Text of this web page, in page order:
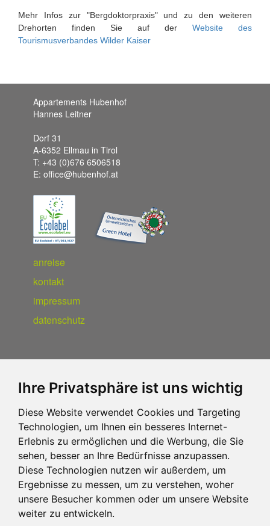
Ihre Privatsphäre ist uns wichtig
Diese Website verwendet Cookies und Targeting
Technologien, um Ihnen ein besseres Internet-
Erlebnis zu ermöglichen und die Werbung, die Sie
sehen, besser an Ihre Bedürfnisse anzupassen.
Diese Technologien nutzen wir außerdem, um
Ergebnisse zu messen, um zu verstehen, woher
unsere Besucher kommen oder um unsere Website
weiter zu entwickeln.
Mehr Infos zur "Bergdoktorpraxis" und zu den weiteren
Drehorten finden Sie auf der Website des
Tourismusverbandes Wilder Kaiser
Appartements Hubenhof
Hannes Leitner
Dorf 31
A-6352 Ellmau in Tirol
T: +43 (0)676 6506518
E: office@hubenhof.at
anreise
kontakt
impressum
datenschutz